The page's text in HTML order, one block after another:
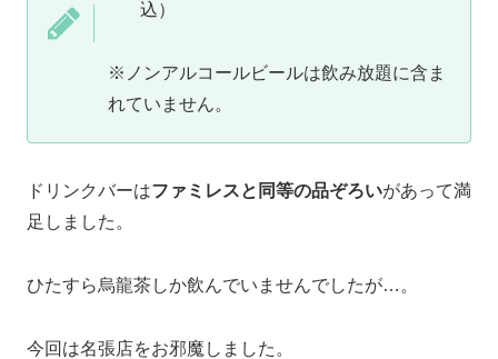
込）
※ノンアルコールビールは飲み放題に含ま
れていません。
ドリンクバーはファミレスと同等の品ぞろいがあって満
足しました。
ひたすら烏龍茶しか飲んでいませんでしたが…。
今回は名張店をお邪魔しました。